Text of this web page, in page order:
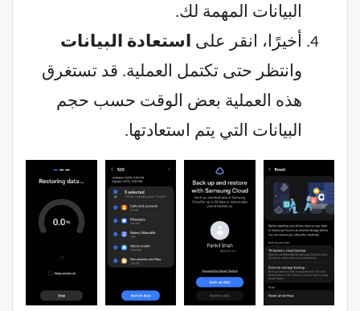
البيانات المهمة لك.
أخيرًا، انقر على
استعادة البيانات
وانتظر حتى تكتمل العملية. قد تستغرق
هذه العملية بعض الوقت حسب حجم
البيانات التي يتم استعادتها.